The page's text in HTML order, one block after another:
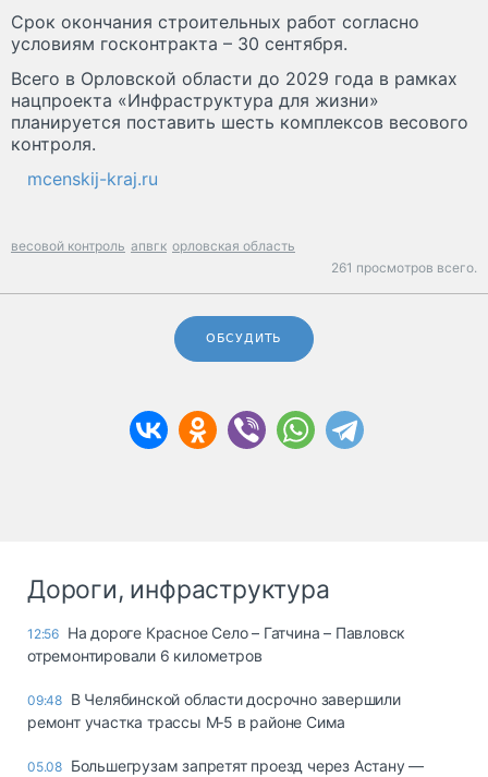
Срок окончания строительных работ согласно
условиям госконтракта – 30 сентября.
Всего в Орловской области до 2029 года в рамках
нацпроекта «Инфраструктура для жизни»
планируется поставить шесть комплексов весового
контроля.
mcenskij-kraj.ru
весовой контроль апвгк орловская область
261 просмотров всего.
ОБСУДИТЬ
Дороги, инфраструктура
12:56 На дороге Красное Село – Гатчина – Павловск
отремонтировали 6 километров
09:48 В Челябинской области досрочно завершили
ремонт участка трассы М‑5 в районе Сима
05.08 Большегрузам запретят проезд через Астану —